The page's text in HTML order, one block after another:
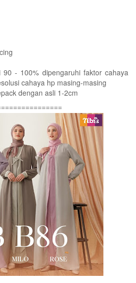
- 100% dipengaruhi faktor cahaya
cahaya hp masing-masing
dengan asli 1-2cm